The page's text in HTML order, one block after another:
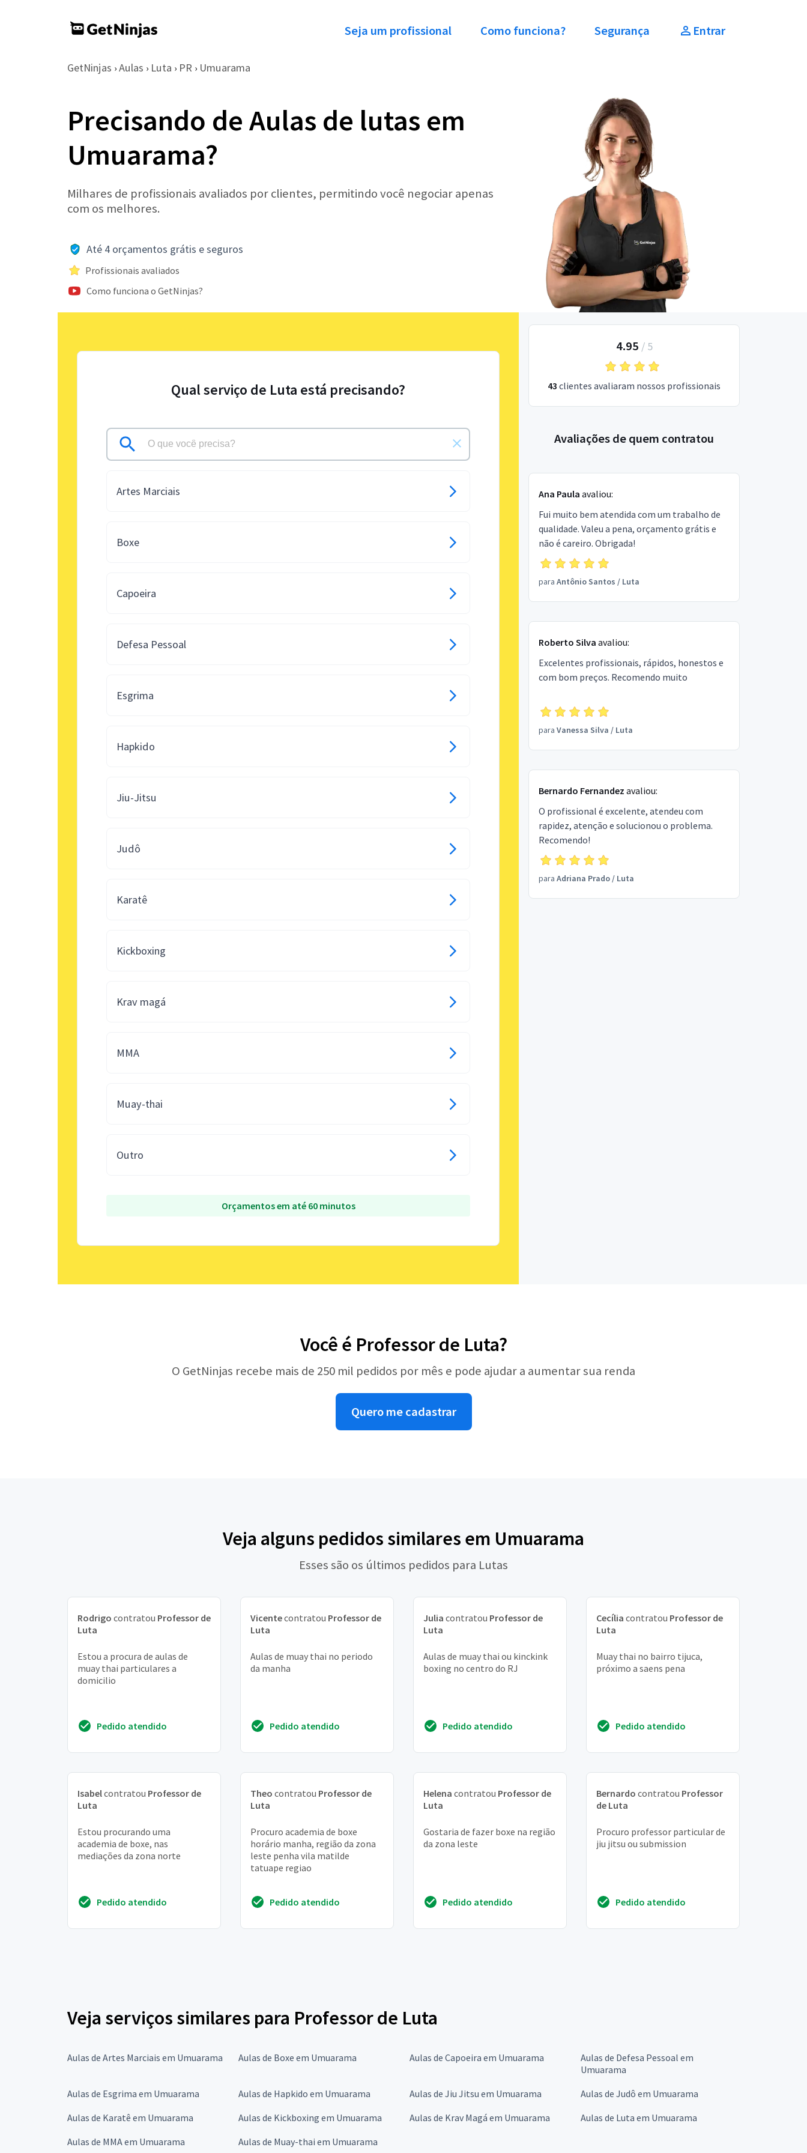
Seja um profissional Como funciona? Segurança Entrar
GetNinjas › Aulas › Luta › PR › Umuarama
Precisando de Aulas de lutas em
Umuarama?
Milhares de profissionais avaliados por clientes, permitindo você negociar apenas
com os melhores.
Até 4 orçamentos grátis e seguros
Profissionais avaliados
Como funciona o GetNinjas?
Qual serviço de Luta está precisando?
Artes Marciais
Boxe
Capoeira
Defesa Pessoal
Esgrima
Hapkido
Jiu-Jitsu
Judô
Karatê
Kickboxing
Krav magá
MMA
Muay-thai
Outro
Orçamentos em até 60 minutos
4.95 / 5
43 clientes avaliaram nossos profissionais
Avaliações de quem contratou
Ana Paula avaliou:
Fui muito bem atendida com um trabalho de
qualidade. Valeu a pena, orçamento grátis e
não é careiro. Obrigada!
para Antônio Santos / Luta
Roberto Silva avaliou:
Excelentes profissionais, rápidos, honestos e
com bom preços. Recomendo muito
para Vanessa Silva / Luta
Bernardo Fernandez avaliou:
O profissional é excelente, atendeu com
rapidez, atenção e solucionou o problema.
Recomendo!
para Adriana Prado/ Luta
Você é Professor de Luta?
O GetNinjas recebe mais de 250 mil pedidos por mês e pode ajudar a aumentar sua renda
Quero me cadastrar
Veja alguns pedidos similares em Umuarama
Esses são os últimos pedidos para Lutas
Rodrigo contratou Professor de
Luta
Estou a procura de aulas de
muay thai particulares a
domicilio
Pedido atendido
Vicentecontratou Professor de
Luta
Aulas de muay thai no periodo
da manha
Pedido atendido
Julia contratou Professor de
Luta
Aulas de muay thai ou kinckink
boxing no centro do RJ
Pedido atendido
Cecília contratou Professor de
Luta
Muay thai no bairro tijuca,
próximo a saens pena
Pedido atendido
Isabelcontratou Professor de
Luta
Estou procurando uma
academia de boxe, nas
mediações da zona norte
Pedido atendido
Theo contratou Professor de
Luta
Procuro academia de boxe
horário manha, região da zona
leste penha vila matilde
tatuape regiao
Pedido atendido
Helena contratou Professor de
Luta
Gostaria de fazer boxe na região
da zona leste
Pedido atendido
Bernardo contratou Professor
de Luta
Procuro professor particular de
jiu jitsu ou submission
Pedido atendido
Veja serviços similares para Professor de Luta
Aulas de Artes Marciais em Umuarama Aulas de Boxe em Umuarama Aulas de Capoeira em Umuarama
Aulas de Defesa Pessoal em
Umuarama
Aulas de Esgrima em Umuarama
Aulas de Hapkido em Umuarama Aulas de Jiu Jitsu em Umuarama
Aulas de Judô em Umuarama
Aulas de Karatê em Umuarama
Aulas de Kickboxing em Umuarama Aulas de Krav Magá em Umuarama
Aulas de Luta em Umuarama
Aulas de MMA em Umuarama
Aulas de Muay-thai em Umuarama